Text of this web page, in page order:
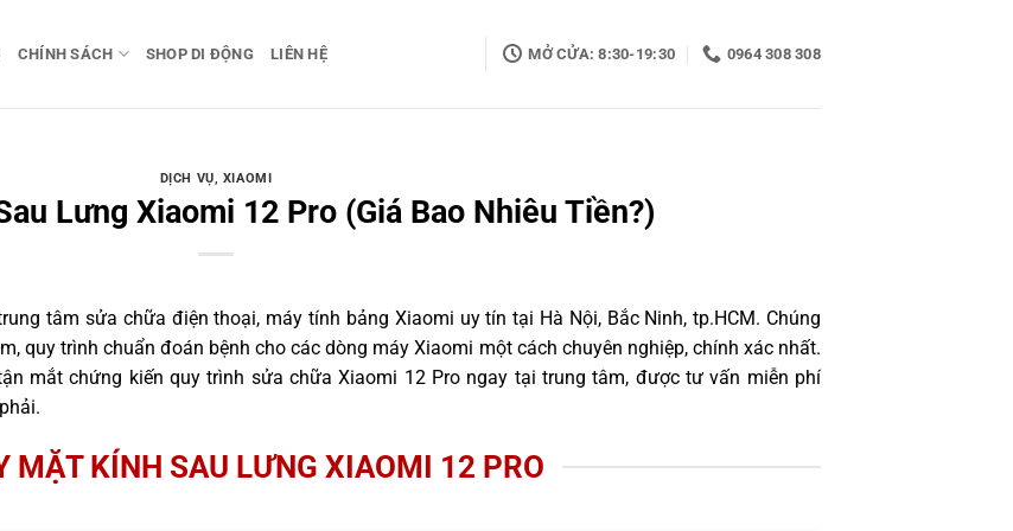
CHÍNH SÁCH SHOP DI ĐỘNG LIÊN HỆ MỞ CỬA: 8:30-19:30 0964 308 308
DỊCH VỤ, XIAOMI
Lưng Xiaomi 12 Pro (Giá Bao Nhiêu Tiền?)
tâm sửa chữa điện thoại, máy tính bảng Xiaomi uy tín tại Hà Nội, Bắc Ninh, tp.HCM. Chúng
quy trình chuẩn đoán bệnh cho các dòng máy Xiaomi một cách chuyên nghiệp, chính xác nhất.
mắt chứng kiến quy trình sửa chữa Xiaomi 12 Pro ngay tại trung tâm, được tư vấn miễn phí
MẶT KÍNH SAU LƯNG XIAOMI 12 PRO